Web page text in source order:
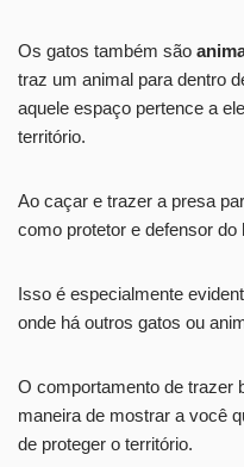
Os gatos também são
traz um animal para dentro
aquele espaço pertence a
território.
Ao caçar e trazer a presa
como protetor e defensor do
Isso é especialmente
onde há outros gatos ou
O comportamento de trazer
maneira de mostrar a você
de proteger o território.